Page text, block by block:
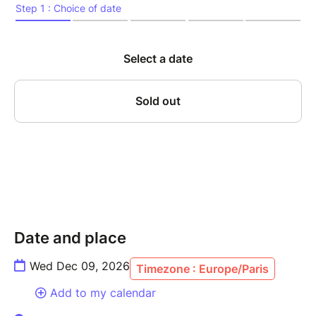
la concentration, l’écoute mutuelle et la sensibilité
atteignent leur paroxysme. Sur scène, Canonge,
contrebassiste au phrasé d’une précision redoutable,
en y infusant leurs racines créoles, latines, et leur
---------------
Date and place
Wed Dec 09, 2026 Timezone : Europe/Paris
Add to my calendar